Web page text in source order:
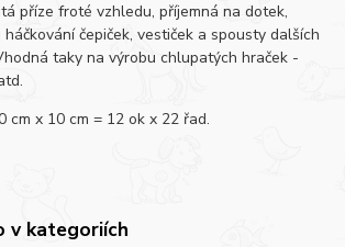
příze froté vzhledu, příjemná na dotek,
čepiček, vestiček a spousty dalších
taky na výrobu chlupatých hraček -
cm x 10 cm = 12 ok x 22 řad.
v kategoriích